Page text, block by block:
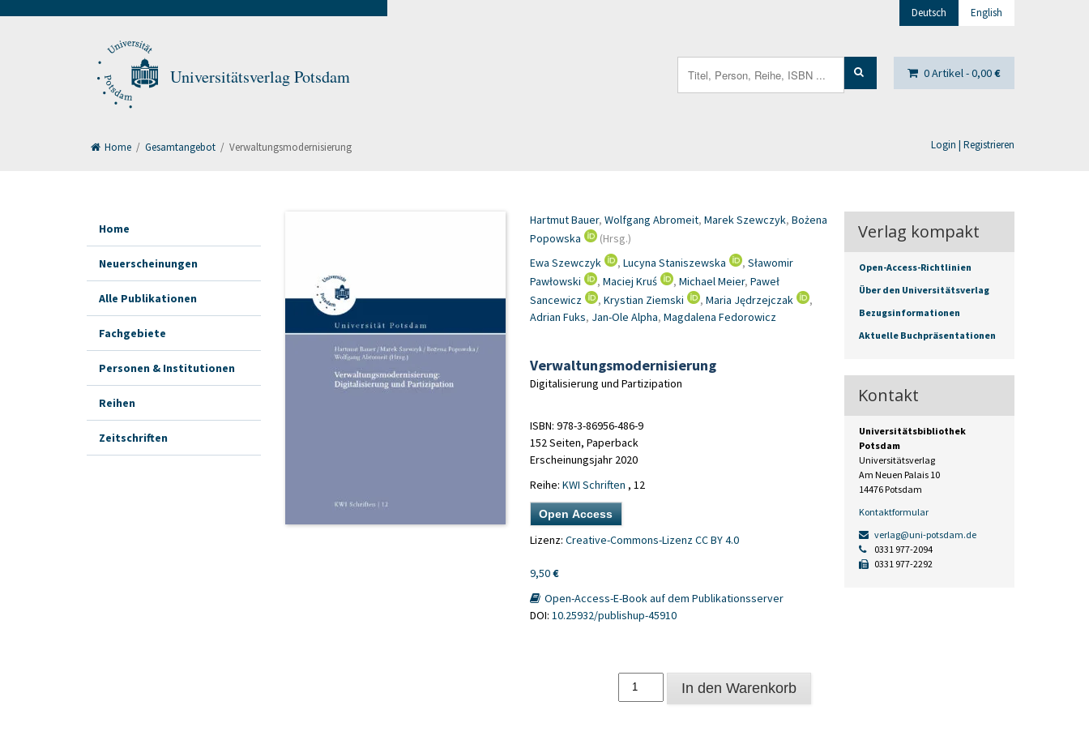
Universitätsverlag Potsdam
Deutsch English
0 Artikel -0,00€
Login | Registrieren
for:
Home / Gesamtangebot / Verwaltungsmodernisierung
Hartmut Bauer, Wolfgang Abromeit, Marek Szewczyk, Bożena
Popowska
(Hrsg.)
Ewa Szewczyk
, Lucyna Staniszewska , Sławomir
Pawłowski
, Maciej Kruś , Michael Meier, Paweł
Sancewicz
, Krystian Ziemski , Maria Jędrzejczak
,
Adrian Fuks, Jan-Ole Alpha, Magdalena Fedorowicz
Verwaltungsmodernisierung
Digitalisierung und Partizipation
ISBN: 978-3-86956-486-9
152 Seiten, Paperback
Erscheinungsjahr 2020
Reihe: KWI Schriften , 12
Open Access
Lizenz: Creative-Commons-Lizenz CC BY 4.0
9,50€
Open-Access-E-Book auf dem Publikationsserver
DOI: 10.25932/publishup-45910
Verwaltungsmodernisierung
In den Warenkorb
Home
Neuerscheinungen
Alle Publikationen
Fachgebiete
Personen & Institutionen
Reihen
Zeitschriften
Verlag kompakt
Open-Access-Richtlinien
Über den Universitätsverlag
Bezugsinformationen
Aktuelle Buchpräsentationen
Kontakt
Universitätsbibliothek
Potsdam
Universitätsverlag
Am Neuen Palais 10
14476 Potsdam
Kontaktformular
verlag@uni-potsdam.de
0331 977-2094
0331 977-2292